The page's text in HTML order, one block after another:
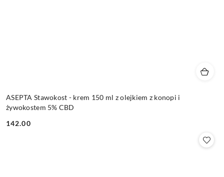
ASEPTA Stawokost - krem 150 ml z olejkiem z konopi i
żywokostem 5% CBD
Cena:
142.00